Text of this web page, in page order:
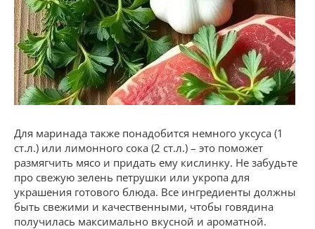
Для маринада также понадобится немного уксуса (1
ст.л.) или лимонного сока (2 ст.л.) – это поможет
размягчить мясо и придать ему кислинку. Не забудьте
про свежую зелень петрушки или укропа для
украшения готового блюда. Все ингредиенты должны
быть свежими и качественными, чтобы говядина
получилась максимально вкусной и ароматной.